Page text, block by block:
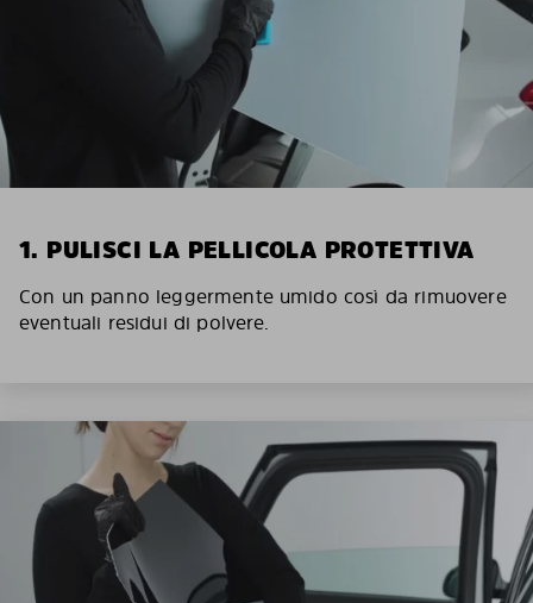
1. PULISCI LA PELLICOLA PROTETTIVA
Con un panno leggermente umido così da rimuovere
eventuali residui di polvere.